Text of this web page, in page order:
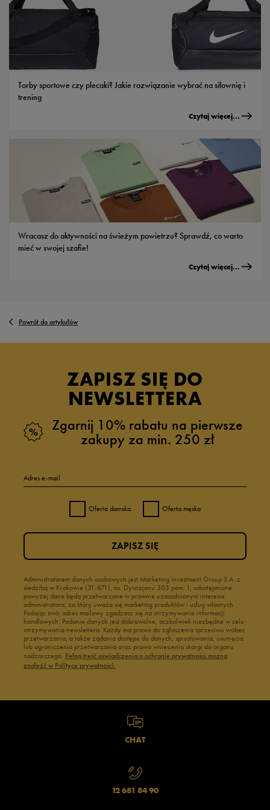
Torby sportowe czy plecaki? Jakie rozwiązanie wybrać na siłownię i
trening
Czytaj więcej...
Wracasz do aktywności na świeżym powietrzu? Sprawdź, co warto
mieć w swojej szafie!
Czytaj więcej...
Powrót do artykułów
ZAPISZ SIĘ DO
NEWSLETTERA
Zgarnij 10% rabatu na pierwsze
zakupy za min. 250 zł
Adres e-mail
Oferta damska Oferta męska
Administratorem danych osobowych jest Marketing Investment Group S.A. z
siedzibą w Krakowie (31-871), os. Dywizjonu 303 paw. 1, udostępnione
powyżej dane będą przetwarzane w prawnie uzasadnionym interesie
administratora, za który uważa się marketing produktów i usług własnych.
Podając swój adres mailowy zgadzasz się na otrzymywanie informacji
handlowych. Podanie danych jest dobrowolne, aczkolwiek niezbędne w celu
otrzymywania newslettera. Każdy ma prawo do zgłoszenia sprzeciwu wobec
przetwarzania, a także żądania dostępu do danych, sprostowania, usunięcia
lub ograniczenia przetwarzania oraz prawo wniesienia skargi do organu
nadzorczego. Pełną treść oświadczenia o ochronie prywatności można
znaleźć w Polityce prywatności.
ZAPISZ SIĘ
CHAT
12 681 84 90